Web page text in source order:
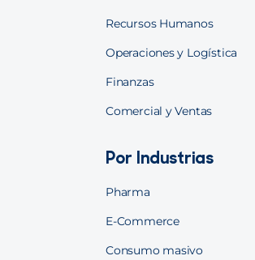
Recursos Humanos
Operaciones y Logística
Finanzas
Comercial y Ventas
Por Industrias
Pharma
E-Commerce
Consumo masivo